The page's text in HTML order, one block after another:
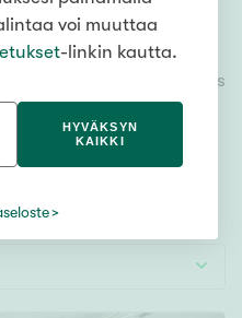
Helsinki Ruoholahti,
kohteiden ja satojen
auttaa sinua kenties
Katso alta kaikki
Hyödynnä
jonka avulla löydät
voi muuttaa
-linkin kautta.
HYVÄKSYN
KAIKKI